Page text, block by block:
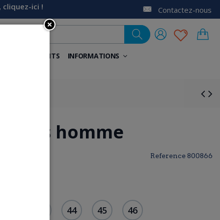
cliquez-ici ! Contactez-nous
AIDANTS INFORMATIONS
mules homme
Reference 800866
44 45 46